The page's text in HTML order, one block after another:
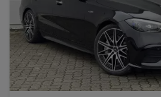
Tesla Chevrolet